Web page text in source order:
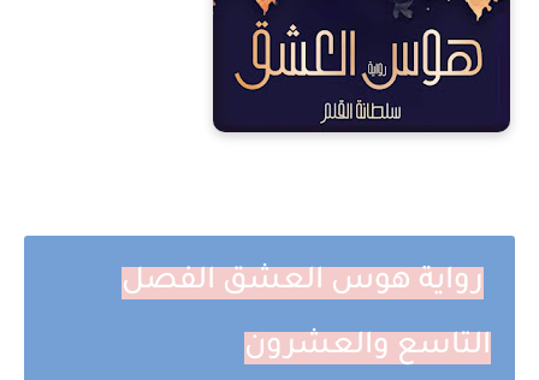
رواية هوس العشق الفصل
التاسع والعشرون